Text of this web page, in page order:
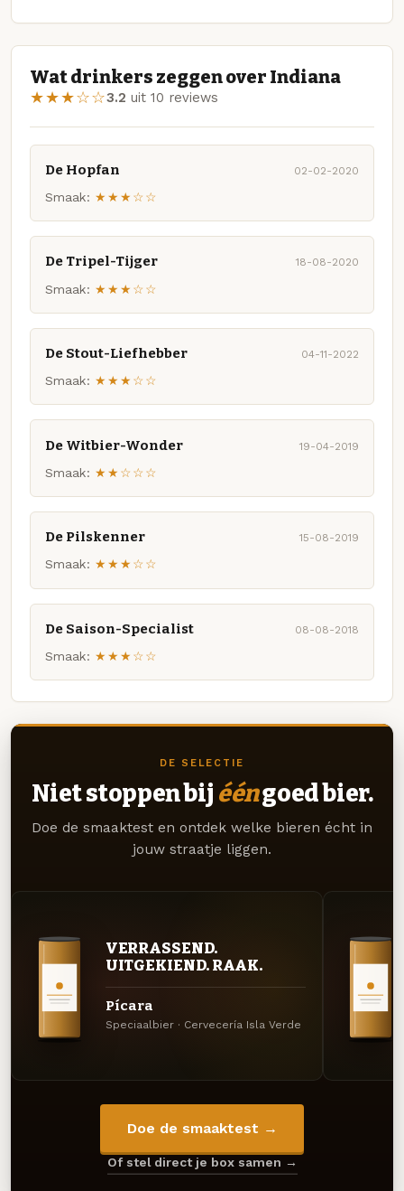
Wat drinkers zeggen over Indiana
★★★☆☆3.2 uit 10 reviews
De Hopfan 02-02-2020
Smaak: ★★★☆☆
De Tripel-Tijger 18-08-2020
Smaak: ★★★☆☆
De Stout-Liefhebber 04-11-2022
Smaak: ★★★☆☆
De Witbier-Wonder 19-04-2019
Smaak: ★★☆☆☆
De Pilskenner 15-08-2019
Smaak: ★★★☆☆
De Saison-Specialist 08-08-2018
Smaak: ★★★☆☆
DE SELECTIE
Niet stoppen bij ééngoed bier.
Doe de smaaktest en ontdek welke bieren écht in
jouw straatje liggen.
VERRASSEND.
UITGEKIEND. RAAK.
Pícara
Speciaalbier · Cervecería Isla Verde
Doe de smaaktest →
Of stel direct je box samen →